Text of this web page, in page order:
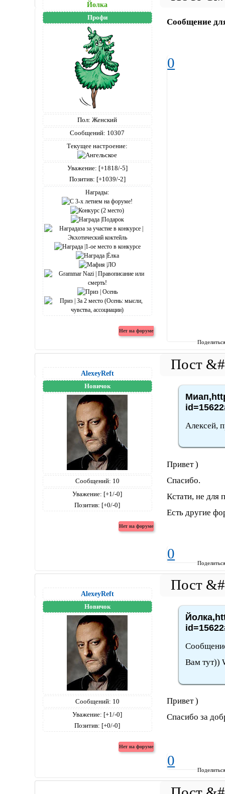
Йолка
Профи
Пол: Женский
Сообщений: 10307
Текущее настроение:
Уважение: [+1818/-5]
Позитив: [+1039/-2]
Награды:
Сообщение
0
AlexeyReft
Новичок
Сообщений: 10
Уважение: [+1/-0]
Позитив: [+0/-0]
Алексей,
Привет )
Спасибо.
Кстати, не для
Есть другие
0
AlexeyReft
Новичок
Сообщений: 10
Уважение: [+1/-0]
Позитив: [+0/-0]
Вам тут))
Привет )
Спасибо за
0